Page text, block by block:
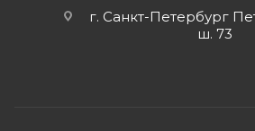
г. Санкт-Петербург
ш. 73